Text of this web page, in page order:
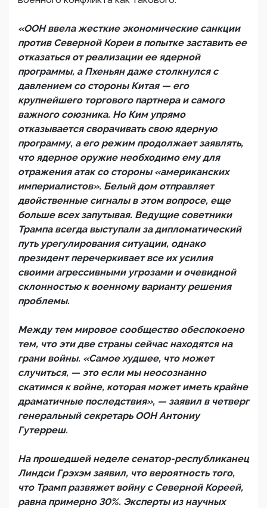
«ООН ввела жесткие экономические санкции
против Северной Кореи в попытке заставить ее
отказаться от реализации ее ядерной
программы, а Пхеньян даже столкнулся с
давлением со стороны Китая — его
крупнейшего торгового партнера и самого
важного союзника. Но Ким упрямо
отказывается сворачивать свою ядерную
программу, а его режим продолжает заявлять,
что ядерное оружие необходимо ему для
отражения атак со стороны «американских
империалистов». Белый дом отправляет
двойственные сигналы в этом вопросе, еще
больше всех запутывая. Ведущие советники
Трампа всегда выступали за дипломатический
путь урегулирования ситуации, однако
президент перечеркивает все их усилия
своими агрессивными угрозами и очевидной
склонностью к военному варианту решения
проблемы.
Между тем мировое сообщество обеспокоено
тем, что эти две страны сейчас находятся на
грани войны. «Самое худшее, что может
случиться, — это если мы неосознанно
скатимся к войне, которая может иметь крайне
драматичные последствия», — заявил в четверг
генеральный секретарь ООН Антониу
Гутерреш.
На прошедшей неделе сенатор-республиканец
Линдси Грэхэм заявил, что вероятность того,
что Трамп развяжет войну с Северной Кореей,
равна примерно 30%. Эксперты из научных